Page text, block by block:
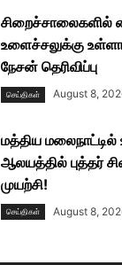
சிறைச்சாலைகளில்
உளைச்சலுக்கு
நேசன் தெரிவிப்பு
செய்திகள் August 8,
மத்திய
ஆலயத்தில் புத்தர்
முயற்சி!
செய்திகள் August 8,